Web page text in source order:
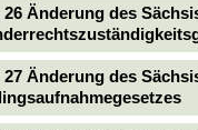
Änderung des
Änderung des